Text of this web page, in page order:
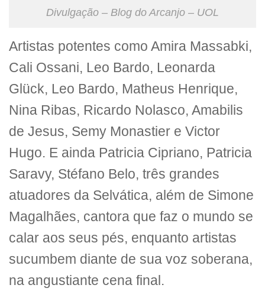
Divulgação – Blog do Arcanjo – UOL
Artistas potentes como Amira Massabki,
Cali Ossani, Leo Bardo, Leonarda
Glück, Leo Bardo, Matheus Henrique,
Nina Ribas, Ricardo Nolasco, Amabilis
de Jesus, Semy Monastier e Victor
Hugo. E ainda Patricia Cipriano, Patricia
Saravy, Stéfano Belo, três grandes
atuadores da Selvática, além de Simone
Magalhães, cantora que faz o mundo se
calar aos seus pés, enquanto artistas
sucumbem diante de sua voz soberana,
na angustiante cena final.